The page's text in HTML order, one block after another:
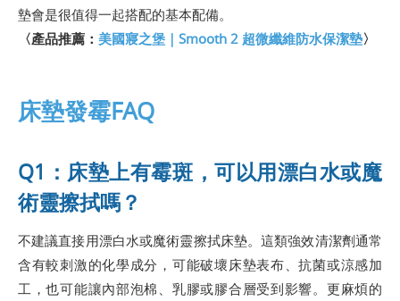
墊會是很值得一起搭配的基本配備。
〈產品推薦： 美國寢之堡｜Smooth 2 超微纖維防水保潔墊〉
床墊發霉FAQ
Q1：床墊上有霉斑，可以用漂白水或魔
術靈擦拭嗎？
不建議直接用漂白水或魔術靈擦拭床墊。這類強效清潔劑通常
含有較刺激的化學成分，可能破壞床墊表布、抗菌或涼感加
工，也可能讓內部泡棉、乳膠或膠合層受到影響。更麻煩的